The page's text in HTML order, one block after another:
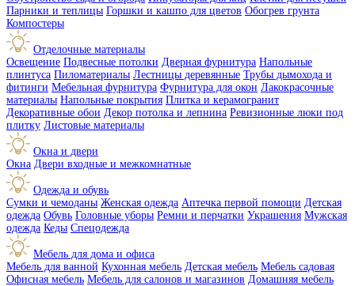
Парники и теплицы Горшки и кашпо для цветов Обогрев грунта
Компостеры
Отделочные материалы
Освещение Подвесные потолки Дверная фурнитура Напольные
плинтуса Пиломатериалы Лестницы деревянные Трубы дымохода и
фитинги Мебельная фурнитура Фурнитура для окон Лакокрасочные
материалы Напольные покрытия Плитка и керамогранит
Декоративные обои Декор потолка и лепнина Ревизионные люки под
плитку Листовые материалы
Окна и двери
Окна Двери входные и межкомнатные
Одежда и обувь
Сумки и чемоданы Женская одежда Аптечка первой помощи Детская
одежда Обувь Головные уборы Ремни и перчатки Украшения Мужская
одежда Кеды Спецодежда
Мебель для дома и офиса
Мебель для ванной Кухонная мебель Детская мебель Мебель садовая
Офисная мебель Мебель для салонов и магазинов Домашняя мебель